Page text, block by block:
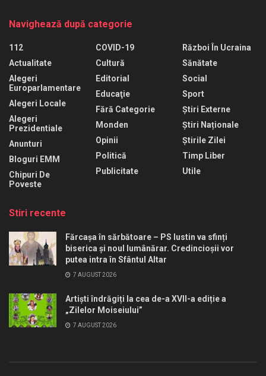
Navighează după categorie
112
Actualitate
Alegeri
Europarlamentare
Alegeri Locale
Alegeri
Prezidentiale
Anunturi
Bloguri EMM
Chipuri De
Poveste
COVID-19
Cultură
Editorial
Educaţie
Fără Categorie
Monden
Opinii
Politică
Publicitate
Război În Ucraina
Sănătate
Social
Sport
Știri Externe
Știri Naționale
Știrile Zilei
Timp Liber
Utile
Stiri recente
Fărcașa în sărbătoare – PS Iustin va sfinți
biserica și noul lumânărar. Credincioșii vor
putea intra în Sfântul Altar
7 AUGUST 2026
Artiști îndrăgiți la cea de-a XVII-a ediție a
„Zilelor Moiseiului”
7 AUGUST 2026